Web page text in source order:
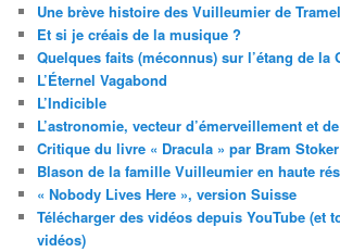
Une brève histoire des Vuilleumier de
Et si je créais de la musique ?
Quelques faits (méconnus) sur l’étang de la
L’Éternel Vagabond
L’Indicible
L’astronomie, vecteur d’émerveillement et
Critique du livre « Dracula » par Bram Stoker
Blason de la famille Vuilleumier en haute
« Nobody Lives Here », version Suisse
Télécharger des vidéos depuis YouTube (et
vidéos)